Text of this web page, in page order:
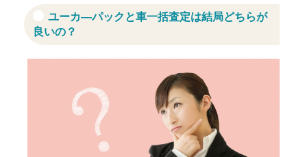
ユーカ―パックと車一括査定は結局どちらが
良いの？